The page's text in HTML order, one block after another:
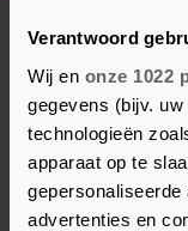
Verantwoord
Wij en onze 1022
gegevens (bijv.
technologieën
apparaat op te
advertenties en
erkende dat de
betrokkenen.